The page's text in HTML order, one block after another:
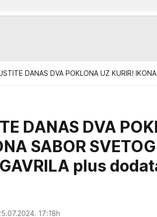
DANAS DVA POKLONA UZ KURIR!
DANAS DVA
SABOR SVETOG
plus
17:18h